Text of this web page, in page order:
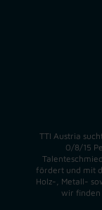
TTI Austria
0/8/15
fördert und mit
Holz-, Metall-
wir finden